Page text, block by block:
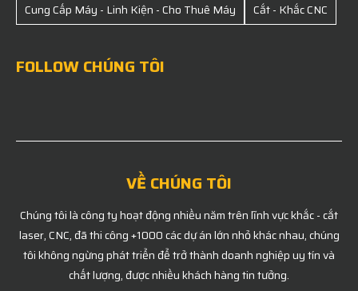
Cung Cấp Máy - Linh Kiện - Cho Thuê Máy
Cắt - Khắc CNC
FOLLOW CHÚNG TÔI
VỀ CHÚNG TÔI
Chúng tôi là công ty hoạt động nhiều năm trên lĩnh vực khắc - cắt
laser, CNC, đã thi công +1000 các dự án lớn nhỏ khác nhau, chúng
tôi không ngừng phát triển để trở thành doanh nghiệp uy tín và
chất lượng, được nhiều khách hàng tin tưởng.